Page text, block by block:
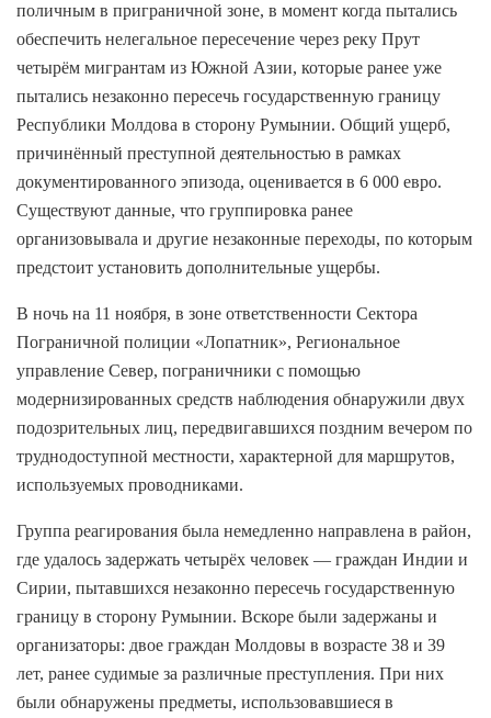
поличным в приграничной зоне, в момент когда пытались
обеспечить нелегальное пересечение через реку Прут
четырём мигрантам из Южной Азии, которые ранее уже
пытались незаконно пересечь государственную границу
Республики Молдова в сторону Румынии. Общий ущерб,
причинённый преступной деятельностью в рамках
документированного эпизода, оценивается в 6 000 евро.
Существуют данные, что группировка ранее
организовывала и другие незаконные переходы, по которым
предстоит установить дополнительные ущербы.
В ночь на 11 ноября, в зоне ответственности Сектора
Пограничной полиции «Лопатник», Региональное
управление Север, пограничники с помощью
модернизированных средств наблюдения обнаружили двух
подозрительных лиц, передвигавшихся поздним вечером по
труднодоступной местности, характерной для маршрутов,
используемых проводниками.
Группа реагирования была немедленно направлена в район,
где удалось задержать четырёх человек — граждан Индии и
Сирии, пытавшихся незаконно пересечь государственную
границу в сторону Румынии. Вскоре были задержаны и
организаторы: двое граждан Молдовы в возрасте 38 и 39
лет, ранее судимые за различные преступления. При них
были обнаружены предметы, использовавшиеся в